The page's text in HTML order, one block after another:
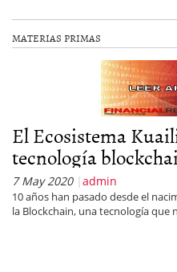
MATERIAS PRIMAS
El Ecosistema
tecnología
7 May 2020 admin
10 años han pasado desde el
la Blockchain, una tecnología que